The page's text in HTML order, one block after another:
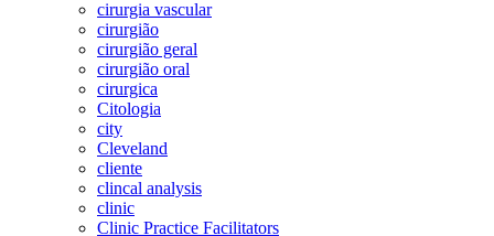
cirurgia vascular
cirurgião
cirurgião geral
cirurgião oral
cirurgica
Citologia
city
Cleveland
cliente
clincal analysis
clinic
Clinic Practice Facilitators